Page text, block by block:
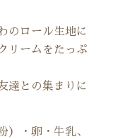
のロール生地に
リームをたっぷ
達との集まりに
）・卵・牛乳、